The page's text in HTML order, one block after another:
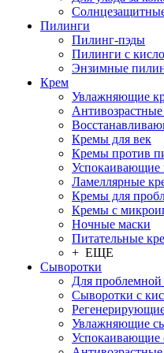
Пилинги
Пилинг-пэды
Пилинги с
Энзимные
Крем
Увлажняющие
Кремы для век
Кремы против
Успокаивающие
Ламеллярные
Кремы для
Кремы с
Ночные маски
Питательные
+ ЕЩЕ
Сыворотки
Для
Сыворотки с
Увлажняющие
Успокаивающие